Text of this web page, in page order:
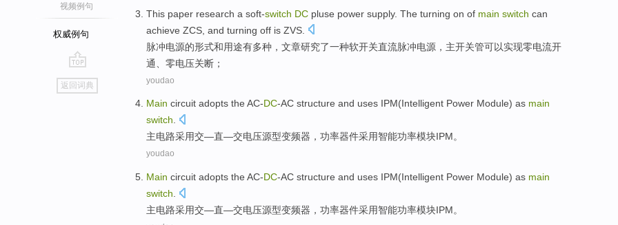
视频例句
权威例句
go
top
返回词典
This paper research a soft-switch DC pluse power supply. The turning on of main switch can
achieve ZCS and turning off is ZVS
脉冲电源的形式和用途有多种， 文章研究了一种软开关直流脉冲电源， 主开关管可以实现零电流开
通
、零电压关断；
youdao
Main circuit adopts the AC-DC-AC structure and uses IPM(Intelligent Power Module) as main
switch.
主电路采用交—直—交电压源型变频器， 功率器件采用智能功率模块IPM。
youdao
Main circuit adopts the AC-DC-AC structure and uses IPM(Intelligent Power Module) as main
switch
主电路采用交—直—交电压源型变频器， 功率器件采用智能功率模块IPM。